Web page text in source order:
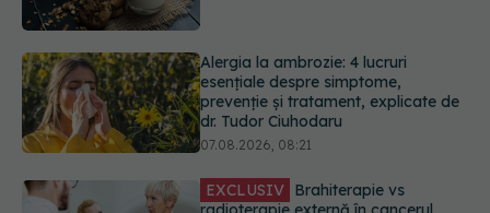
EXCLUSIV Brahiterapie vs
radioterapie externă în cancerul
ginecologic. Dr. Sorin Bogdan
(SANADOR) explică diferența și
cum acționează tratamentul
06.08.2026, 22:49